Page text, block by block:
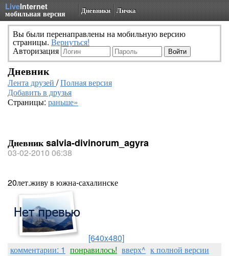
LiveInternet
мобильная версия Дневники Личка
Вы были перенаправлены на мобильную версию
страницы. Вернуться!
Авторизация
Дневник
Лента друзей /Полная версия
Добавить в друзья
Страницы: раньше»
Дневник salvia-divinorum_agyra
03-02-2010 06:38
20лет.живу в южна-сахалинске
[640x480]
комментарии: 1 понравилось! вверх^ к полной версии